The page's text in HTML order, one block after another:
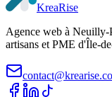
KreaRise
Agence web à Neuilly-
artisans et PME d'Île-